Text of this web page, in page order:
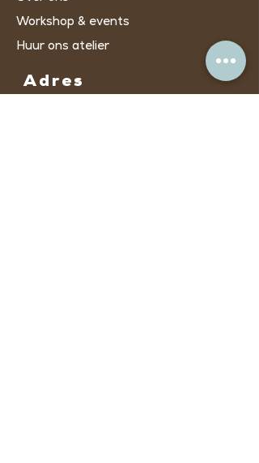
Workshop & events
Huur ons atelier
Adres